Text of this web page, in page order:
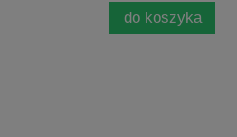
do koszyka